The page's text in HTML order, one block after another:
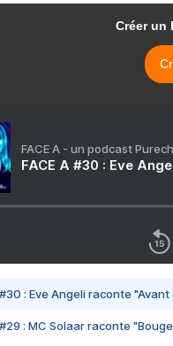
Créer un
FACE A - un podcast
FACE A #30 : Eve
#30 : Eve Angeli raconte
#29 : MC Solaar raconte